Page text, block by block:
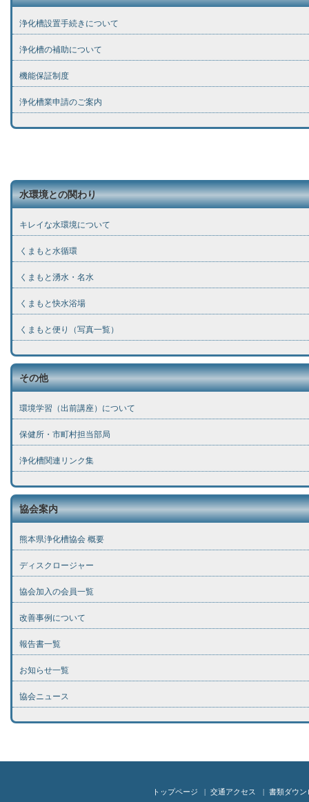
浄化槽設置手続きについて
浄化槽の補助について
機能保証制度
浄化槽業申請のご案内
水環境との関わり
キレイな水環境について
くまもと水循環
くまもと湧水・名水
くまもと快水浴場
くまもと便り（写真一覧）
その他
環境学習（出前講座）について
保健所・市町村担当部局
浄化槽関連リンク集
協会案内
熊本県浄化槽協会 概要
ディスクロージャー
協会加入の会員一覧
改善事例について
報告書一覧
お知らせ一覧
協会ニュース
トップページ 交通アクセス 書類ダウン